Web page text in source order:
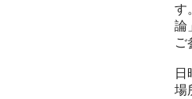
す
論
ご
場